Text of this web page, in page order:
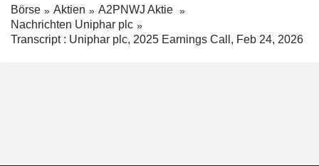
Börse Aktien
A2PNWJ Aktie
Nachrichten Uniphar plc
Transcript : Uniphar plc, 2025 Earnings Call, Feb 24, 2026